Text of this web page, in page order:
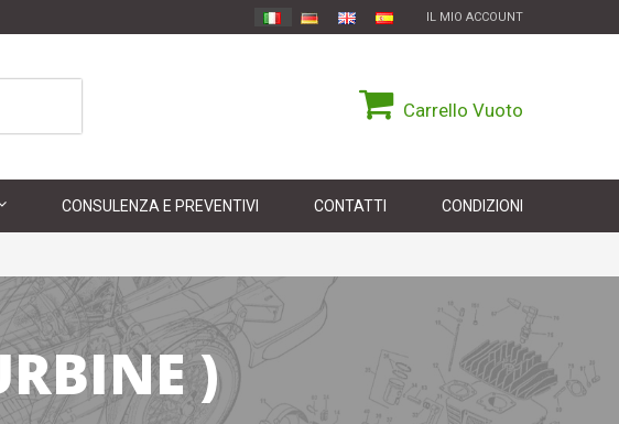
IL MIO ACCOUNT
Carrello Vuoto
CONSULENZA E PREVENTIVI CONTATTI CONDIZIONI
)